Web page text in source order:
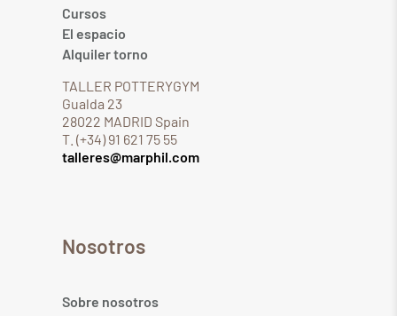
Cursos
El espacio
Alquiler torno
TALLER POTTERYGYM
Gualda 23
28022 MADRID Spain
T. (+34) 91 621 75 55
talleres@marphil.com
Nosotros
Sobre nosotros